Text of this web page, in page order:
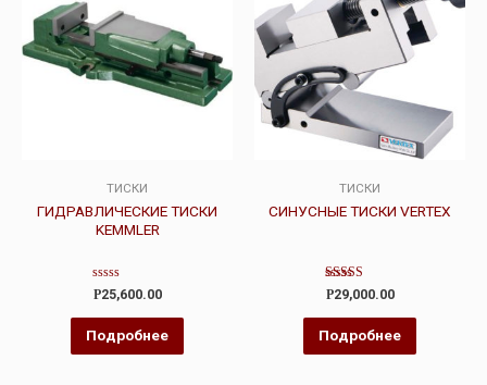
ТИСКИ
ГИДРАВЛИЧЕСКИЕ ТИСКИ
KEMMLER
Оценка
0
из
5
Р25,600.00
Подробнее
ТИСКИ
СИНУСНЫЕ ТИСКИ VERTEX
Оценка
4.00
из 5
Р29,000.00
Подробнее